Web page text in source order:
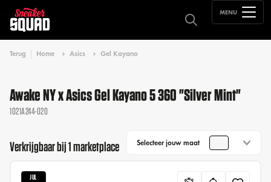
MENU
Terug Home Asics Gel Kayano
Awake NY x Asics Gel Kayano 5 360 "Silver Mint"
1021A244-020
Verkrijgbaar bij 1 marketplace Selecteer jouw maat
JUL